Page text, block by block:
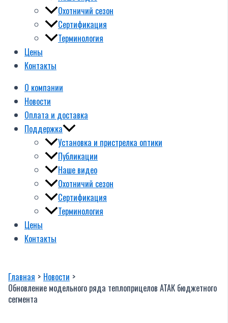
Охотничий сезон
Сертификация
Терминология
Цены
Контакты
О компании
Новости
Оплата и доставка
Поддержка
Установка и пристрелка оптики
Публикации
Наше видео
Охотничий сезон
Сертификация
Терминология
Цены
Контакты
Главная
Новости
Обновление модельного ряда теплоприцелов АТАК бюджетного
сегмента